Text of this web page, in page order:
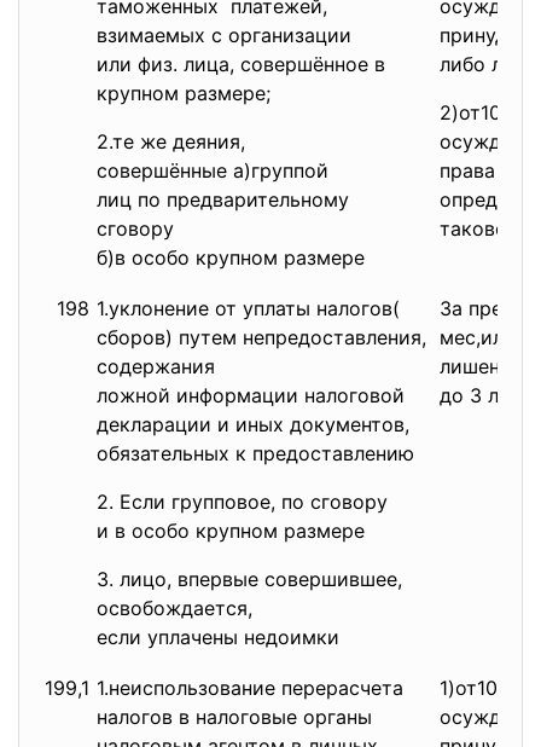
таможенных платежей,
взимаемых с организации
или физ. лица, совершённое в
крупном размере;
2.те же деяния,
совершённые а)группой
лиц по предварительному
сговору
б)в особо крупном размере
либо
права
такового.
198 1.уклонение от уплаты налогов(
сборов) путем непредоставления,
содержания
ложной информации налоговой
декларации и иных документов,
обязательных к предоставлению
2. Если групповое, по сговору
и в особо крупном размере
3. лицо, впервые совершившее,
освобождается,
если уплачены недоимки
За
мес,или
лишения
до 3 лет
199,1 1.неиспользование перерасчета
налогов в налоговые органы